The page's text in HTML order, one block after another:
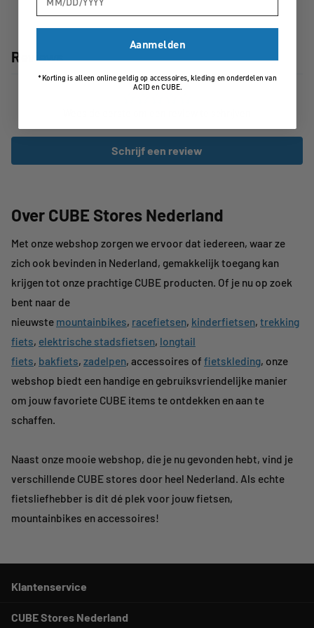
Reviews
Schrijf een review
Over CUBE Stores Nederland
Met onze webshop zorgen we ervoor dat iedereen, waar ze
zich ook bevinden in Nederland, gemakkelijk toegang kan
krijgen tot onze prachtige CUBE producten. Of je nu op zoek
bent naar de
nieuwste mountainbikes, racefietsen, kinderfietsen, trekking
fiets, elektrische stadsfietsen, longtail
fiets, bakfiets, zadelpen, accessoires of fietskleding, onze
webshop biedt een handige en gebruiksvriendelijke manier
om jouw favoriete CUBE items te ontdekken en aan te
schaffen.
Naast onze mooie webshop, die je nu gevonden hebt, vind je
verschillende CUBE stores door heel Nederland. Als echte
fietsliefhebber is dit dé plek voor jouw fietsen,
mountainbikes en accessoires!
Klantenservice
CUBE Stores Nederland
Aanmelden
*Korting is alleen online geldig op accessoires, kleding en onderdelen van
ACID en CUBE.